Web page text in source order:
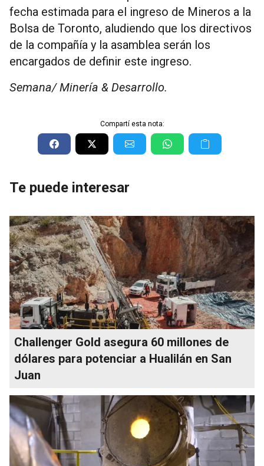
fecha estimada para el ingreso de Mineros a la
Bolsa de Toronto, aludiendo que los directivos
de la compañía y la asamblea serán los
encargados de definir este ingreso.
Semana/ Minería & Desarrollo.
Compartí esta nota:
Te puede interesar
Challenger Gold asegura 60 millones de
dólares para potenciar a Hualilán en San
Juan